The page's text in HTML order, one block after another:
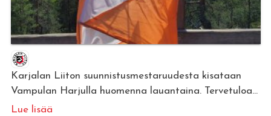
Karjalan Liiton suunnistusmestaruudesta kisataan
Vampulan Harjulla huomenna lauantaina. Tervetuloa...
Lue lisää